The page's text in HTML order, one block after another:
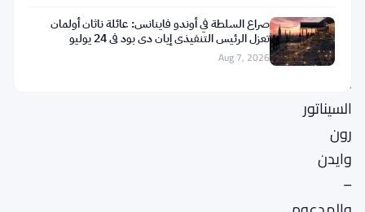
المليارديرات
الذي
قدمه
السيناتور
رون
وايدن
–
صراع السلطة في أوندو فاينانس: عائلة ناثان أولمان
تعزل الرئيس التنفيذي إيان دي بود في 24 يوليو
Aug 7, 2026